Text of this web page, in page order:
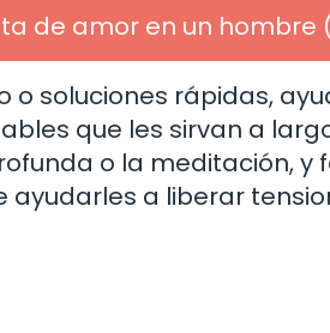
de amor en un hombre
o soluciones rápidas,
que les sirvan a
o la meditación,
ayudarles a liberar